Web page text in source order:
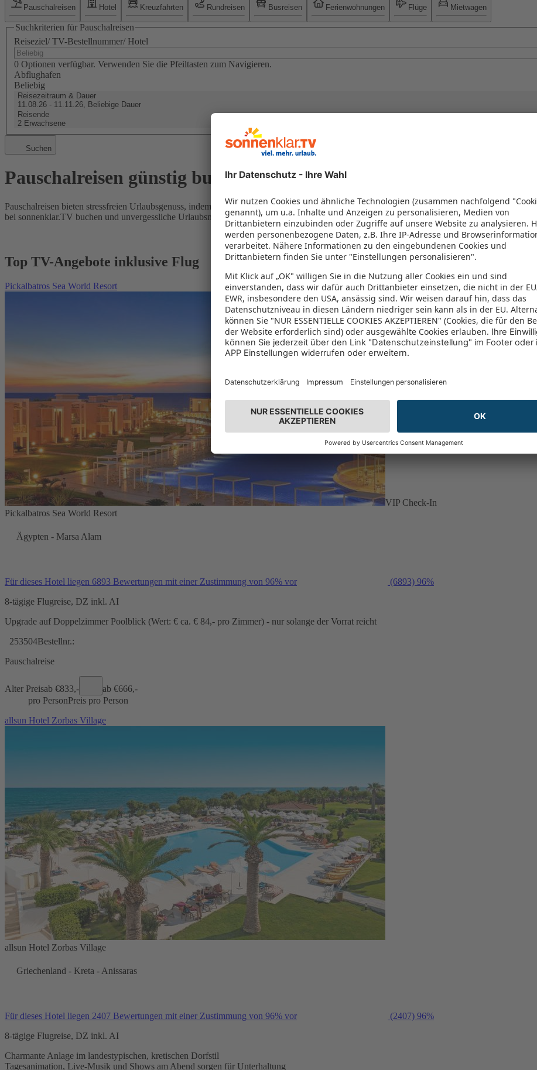
Pauschalreisen Hotel Kreuzfahrten Rundreisen Busreisen Ferienwohnungen Flüge Mietwagen
Suchkriterien für Pauschalreisen
Reiseziel/ TV-Bestellnummer/ Hotel
0 Optionen verfügbar. Verwenden Sie die Pfeiltasten zum Navigieren.
Abflughafen
Beliebig
Reisezeitraum & Dauer
11.08.26 - 11.11.26, Beliebige Dauer
Reisende
2 Erwachsene
Suchen
Pauschalreisen günstig buchen
Pauschalreisen bieten stressfreien Urlaubsgenuss, indem Flug und Hotel in einem Paket kombiniert werden – das spart Zeit und Geld. Nutzen
bei sonnenklar.TV buchen und unvergessliche Urlaubsmomente erleben!
Top TV-Angebote inklusive Flug
Pickalbatros Sea World Resort
VIP Check-In
Pickalbatros Sea World Resort
Ägypten - Marsa Alam
Für dieses Hotel liegen 6893 Bewertungen mit einer Zustimmung von 96% vor (6893) 96%
8-tägige Flugreise, DZ inkl. AI
Upgrade auf Doppelzimmer Poolblick (Wert: € ca. € 84,- pro Zimmer) - nur solange der Vorrat reicht
253504Bestellnr.:
Pauschalreise
Alter Preisab €833,- ab €666,-
pro PersonPreis pro Person
allsun Hotel Zorbas Village
allsun Hotel Zorbas Village
Griechenland - Kreta - Anissaras
Für dieses Hotel liegen 2407 Bewertungen mit einer Zustimmung von 96% vor (2407) 96%
8-tägige Flugreise, DZ inkl. AI
Charmante Anlage im landestypischen, kretischen Dorfstil
Tagesanimation, Live-Musik und Shows am Abend sorgen für Unterhaltung